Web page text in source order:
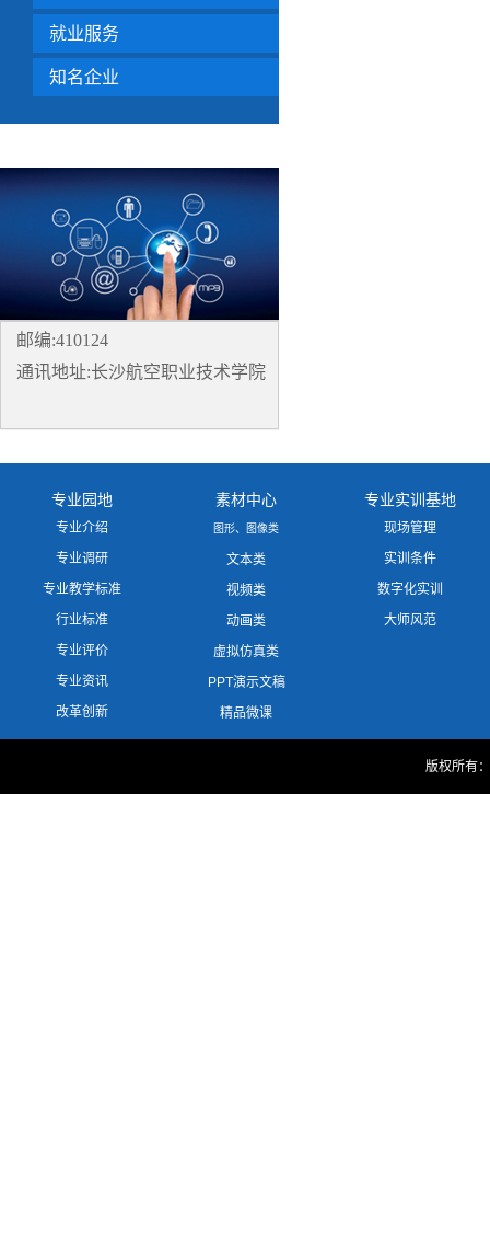
就业服务
知名企业
邮编:410124
通讯地址:长沙航空职业技术学院
专业园地
专业介绍
专业调研
专业教学标准
行业标准
专业评价
专业资讯
改革创新
素材中心
图形、图像类
文本类
视频类
动画类
虚拟仿真类
PPT演示文稿
精品微课
专业实训基地
现场管理
实训条件
数字化实训
大师风范
版权所有